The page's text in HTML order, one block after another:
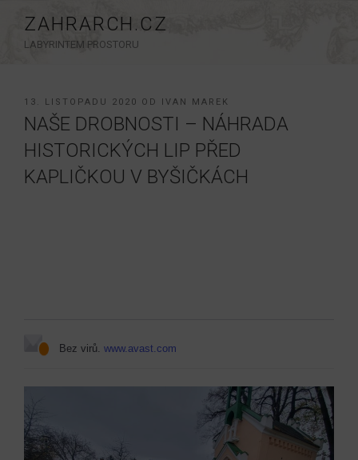
obsahu
ZAHRARCH.CZ
LABYRINTEM PROSTORU
PUBLIKOVÁNO
13. LISTOPADU 2020 OD IVAN MAREK
NAŠE DROBNOSTI – NÁHRADA
HISTORICKÝCH LIP PŘED
KAPLIČKOU V BYŠIČKÁCH
Bez virů.www.avast.com